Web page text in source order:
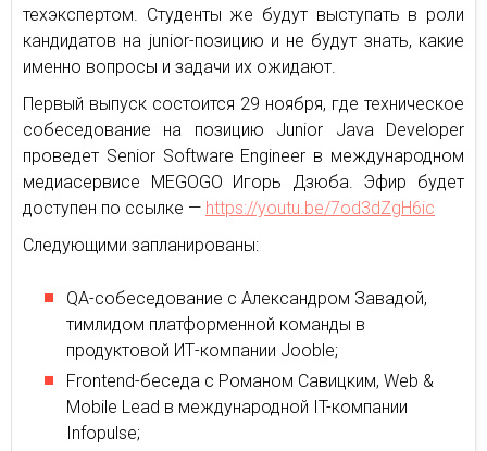
техэкспертом. Студенты же будут выступать в роли
кандидатов на junior-позицию и не будут знать, какие
именно вопросы и задачи их ожидают.
Первый выпуск состоится 29 ноября, где техническое
собеседование на позицию Junior Java Developer
проведет Senior Software Engineer в международном
медиасервисе MEGOGO Игорь Дзюба. Эфир будет
доступен по ссылке — https://youtu.be/7od3dZgH6ic
Следующими запланированы:
QA-собеседование с Александром Завадой,
тимлидом платформенной команды в
продуктовой ИТ-компании Jooble;
Frontend-беседа с Романом Савицким, Web &
Mobile Lead в международной IT-компании
Infopulse;